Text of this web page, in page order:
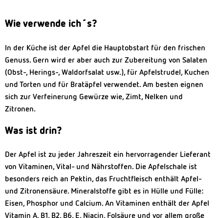
Wie verwende ich´s?
In der Küche ist der Apfel die Hauptobstart für den frischen
Genuss. Gern wird er aber auch zur Zubereitung von Salaten
(Obst-, Herings-, Waldorfsalat usw.), für Apfelstrudel, Kuchen
und Torten und für Bratäpfel verwendet. Am besten eignen
sich zur Verfeinerung Gewürze wie, Zimt, Nelken und
Zitronen.
Was ist drin?
Der Apfel ist zu jeder Jahreszeit ein hervorragender Lieferant
von Vitaminen, Vital- und Nährstoffen. Die Apfelschale ist
besonders reich an Pektin, das Fruchtfleisch enthält Apfel-
und Zitronensäure. Mineralstoffe gibt es in Hülle und Fülle:
Eisen, Phosphor und Calcium. An Vitaminen enthält der Apfel
Vitamin A, B1, B2, B6, E, Niacin, Folsäure und vor allem große